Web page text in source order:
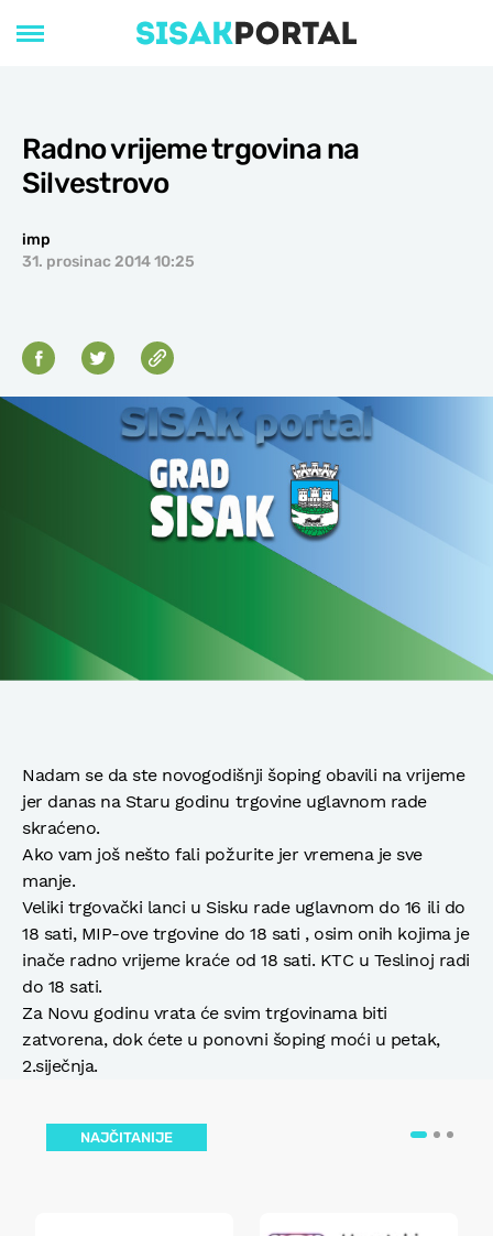
Radno vrijeme trgovina na
Silvestrovo
imp
31. prosinac 2014 10:25
Nadam se da ste novogodišnji šoping obavili na vrijeme
jer danas na Staru godinu trgovine uglavnom rade
skraćeno.
Ako vam još nešto fali požurite jer vremena je sve
manje.
Veliki trgovački lanci u Sisku rade uglavnom do 16 ili do
18 sati, MIP-ove trgovine do 18 sati , osim onih kojima je
inače radno vrijeme kraće od 18 sati. KTC u Teslinoj radi
do 18 sati.
Za Novu godinu vrata će svim trgovinama biti
zatvorena, dok ćete u ponovni šoping moći u petak,
2.siječnja.
NAJČITANIJE